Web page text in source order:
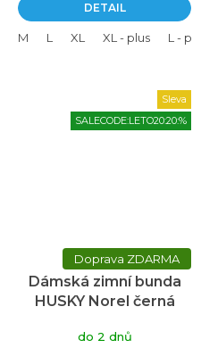
DETAIL
M L XL XL - plus L - plus
Sleva
SALECODE:LETO20:20:%
ZDARMA
Dámská zimní bunda
HUSKY Norel černá
do 2 dnů